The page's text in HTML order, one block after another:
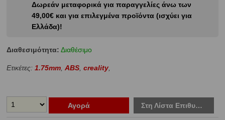
Δωρεάν μεταφορικά για παραγγελίες άνω των
49,00€ και για επιλεγμένα προϊόντα (ισχύει για
Ελλάδα)!
Διαθεσιμότητα: Διαθέσιμο
Ετικέτες:1.75mm,ABS,creality,
Αγορά Στη Λίστα Επιθυμιών